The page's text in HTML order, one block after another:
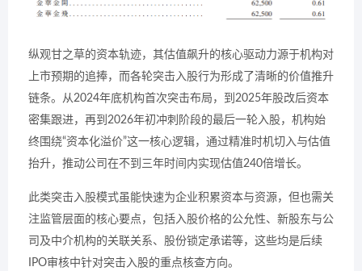
纵观甘之草的资本轨迹，其估值飙升的核心驱动力源于机构对
上市预期的追捧，而各轮突击入股行为形成了清晰的价值推升
链条。从2024年底机构首次突击布局，到2025年股改后资本
密集跟进，再到2026年初冲刺阶段的最后一轮入股，机构始
终围绕“资本化溢价”这一核心逻辑，通过精准时机切入与估值
抬升，推动公司在不到三年时间内实现估值240倍增长。
此类突击入股模式虽能快速为企业积累资本与资源，但也需关
注监管层面的核心要点，包括入股价格的公允性、新股东与公
司及中介机构的关联关系、股份锁定承诺等，这些均是后续
IPO审核中针对突击入股的重点核查方向。